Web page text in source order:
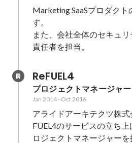
Marketing SaaSプロダクト
す。
また、会社全体のセキュ
責任者を担当。
ReFUEL4
プロジェクトマネージャー
Jan 2014- Oct 2016
アライドアーキテクツ株
FUEL4のサービスの立ち
ロジェクトマネージャーを